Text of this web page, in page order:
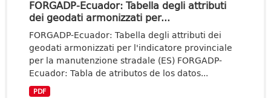
FORGADP-Ecuador: Tabella degli attributi
dei geodati armonizzati per...
FORGADP-Ecuador: Tabella degli attributi dei
geodati armonizzati per l'indicatore provinciale
per la manutenzione stradale (ES) FORGADP-
Ecuador: Tabla de atributos de los datos...
PDF